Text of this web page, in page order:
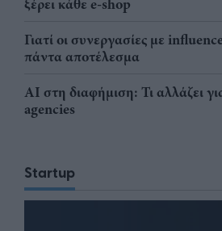
ξέρει κάθε e-shop
Γιατί οι συνεργασίες με
πάντα αποτέλεσμα
AI στη διαφήμιση: Τι αλλάζει
agencies
Startup